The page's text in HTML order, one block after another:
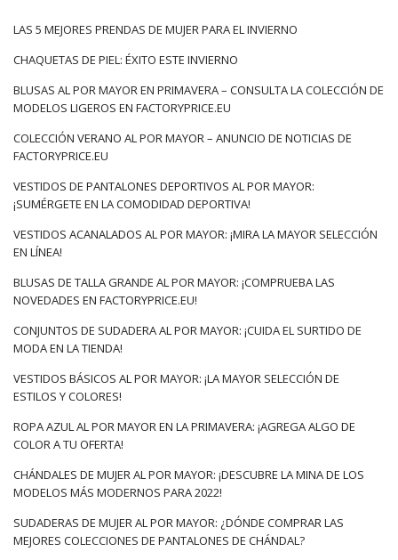
la edad o la forma de vestirse, comenzaron a prestar más
chándal han ganado significativamente en popularidad. Cada
estamos cada vez más dispuestos a centrarnos en el algodón
LAS 5 MEJORES PRENDAS DE MUJER PARA EL INVIERNO
CHAQUETAS DE PIEL: ÉXITO ESTE INVIERNO
BLUSAS AL POR MAYOR EN PRIMAVERA – CONSULTA LA COLECCIÓN DE
MODELOS LIGEROS EN FACTORYPRICE.EU
COLECCIÓN VERANO AL POR MAYOR – ANUNCIO DE NOTICIAS DE
FACTORYPRICE.EU
VESTIDOS DE PANTALONES DEPORTIVOS AL POR MAYOR:
¡SUMÉRGETE EN LA COMODIDAD DEPORTIVA!
VESTIDOS ACANALADOS AL POR MAYOR: ¡MIRA LA MAYOR SELECCIÓN
EN LÍNEA!
BLUSAS DE TALLA GRANDE AL POR MAYOR: ¡COMPRUEBA LAS
NOVEDADES EN FACTORYPRICE.EU!
CONJUNTOS DE SUDADERA AL POR MAYOR: ¡CUIDA EL SURTIDO DE
MODA EN LA TIENDA!
VESTIDOS BÁSICOS AL POR MAYOR: ¡LA MAYOR SELECCIÓN DE
ESTILOS Y COLORES!
ROPA AZUL AL POR MAYOR EN LA PRIMAVERA: ¡AGREGA ALGO DE
COLOR A TU OFERTA!
CHÁNDALES DE MUJER AL POR MAYOR: ¡DESCUBRE LA MINA DE LOS
MODELOS MÁS MODERNOS PARA 2022!
SUDADERAS DE MUJER AL POR MAYOR: ¿DÓNDE COMPRAR LAS
MEJORES COLECCIONES DE PANTALONES DE CHÁNDAL?